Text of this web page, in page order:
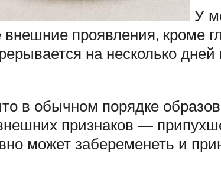
У
проявления, кроме
на несколько дней
в обычном порядке
признаков —
может забеременеть и